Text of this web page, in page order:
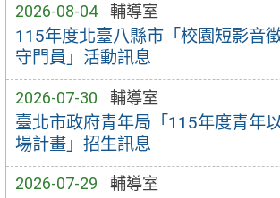
2026-08-04 輔導室
115年度北臺八縣市「校園短影音
守門員」活動訊息
2026-07-30 輔導室
臺北市政府青年局「115年度青年
場計畫」招生訊息
2026-07-29 輔導室